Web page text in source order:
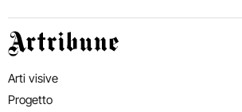
Artribune
Arti visive
Progetto